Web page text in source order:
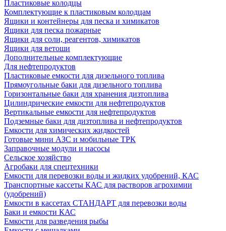
Пластиковые колодцы
Комплектующие к пластиковым колодцам
Ящики и контейнеры для песка и химикатов
Ящики для песка пожарные
Ящики для соли, реагентов, химикатов
Ящики для ветоши
Дополнительные комплектующие
Для нефтепродуктов
Пластиковые емкости для дизельного топлива
Прямоугольные баки для дизельного топлива
Горизонтальные баки для хранения дизтоплива
Цилиндрические емкости для нефтепродуктов
Вертикальные емкости для нефтепродуктов
Подземные баки для дизтоплива и нефтепродуктов
Емкости для химических жидкостей
Готовые мини АЗС и мобильные ТРК
Заправочные модули и насосы
Сельское хозяйство
Агробаки для спецтехники
Емкости для перевозки воды и жидких удобрений, КАС
Транспортные кассеты КАС для растворов агрохимии
(удобрений)
Емкости в кассетах СТАНДАРТ для перевозки воды
Баки и емкости КАС
Емкости для разведения рыбы